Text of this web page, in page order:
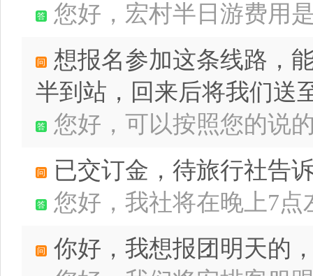
您好，宏村半日游费用
想报名参加这条线路，
半到站，回来后将我们送
您好，可以按照您的说
已交订金，待旅行社告
您好，我社将在晚上7
你好，我想报团明天的